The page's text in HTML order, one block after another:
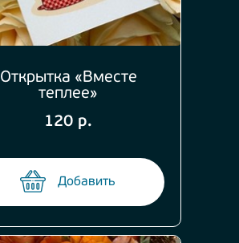
Открытка «Вместе
теплее»
120 р.
Добавить